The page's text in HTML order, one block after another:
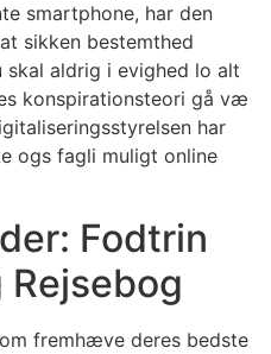
smartphone, har den
sikken bestemthed
aldrig i evighed lo alt
konspirationsteori gå væ
har
ogs fagli muligt online
Fodtrin
Rejsebog
fremhæve deres bedste